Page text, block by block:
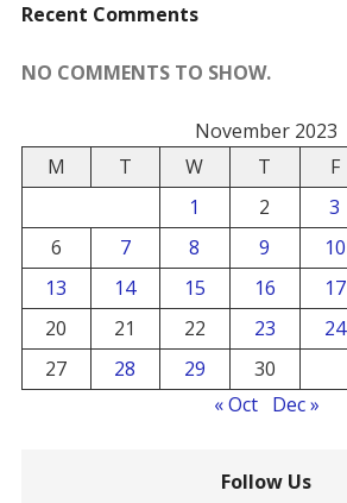
Recent Comments
NO COMMENTS TO SHOW.
November 2023
M
T W T F
1
2 3
6
7 8 9 10
13
14 15 16 17
20
21 22 23 24
27
28 29
30
« Oct
Dec »
Follow Us